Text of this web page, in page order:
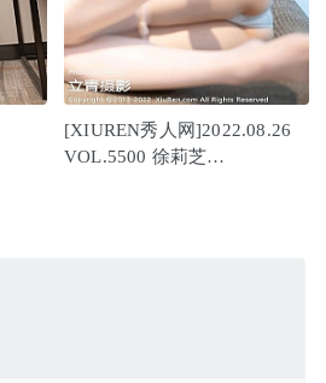
[XIUREN秀人网]2022.08.26
VOL.5500 徐莉芝